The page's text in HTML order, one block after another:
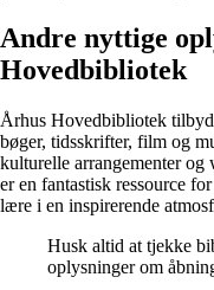
Andre nyttige
Hovedbibliotek
Århus Hovedbibliotek
bøger, tidsskrifter, film og
kulturelle arrangementer
er en fantastisk ressource
lære i en inspirerende
Husk altid at tjekke
oplysninger om